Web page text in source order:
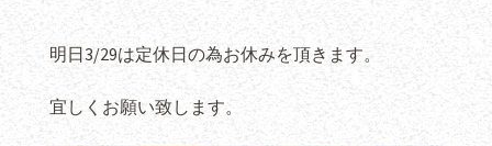
明日3/29は定休日の為お休みを頂きます。
宜しくお願い致します。